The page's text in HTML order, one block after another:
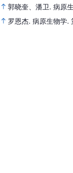
郭晓奎、潘卫. 病原
罗恩杰. 病原生物学.